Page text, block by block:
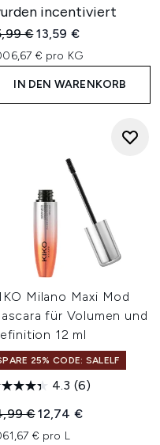
incentiviert
€Aktueller Preis:
13,59 €
€ pro KG
IN DEN WARENKORB
Milano Maxi Mod
für Volumen und
12 ml
25% CODE: SALELF
4.3 (6)
€Aktueller Preis:
12,74 €
€ pro L